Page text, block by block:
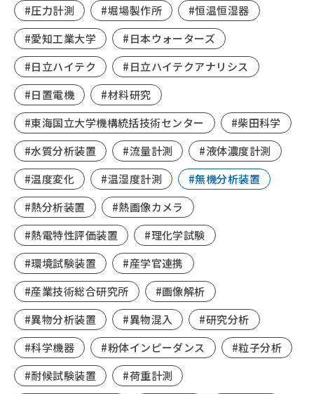
#圧力計測 #堀場製作所
#恒温恒湿器
#愛知工業大学
#日本ウォーターズ
#日立ハイテク
#日立ハイテクアナリシス
#日置電機
#材料研究
#東海国立大学機構統括技術センター
#柴田科学
#水質分析装置
#流量計測
#液体濃度計測
#温度変化
#温湿度計測
#無機分析装置
#熱分析装置
#熱画像カメラ
#熱電特性評価装置
#理化学試験
#環境試験装置
#産学官連携
#産業技術総合研究所
#画像解析
#異物分析装置
#異物混入
#研究分析
#科学機器
#粉体インピーダンス
#粒子分析
#耐候試験装置
#荷重計測